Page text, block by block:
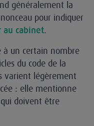
généralement la
pour indiquer
au cabinet.
à un certain nombre
du code de la
varient légèrement
: elle mentionne
doivent être